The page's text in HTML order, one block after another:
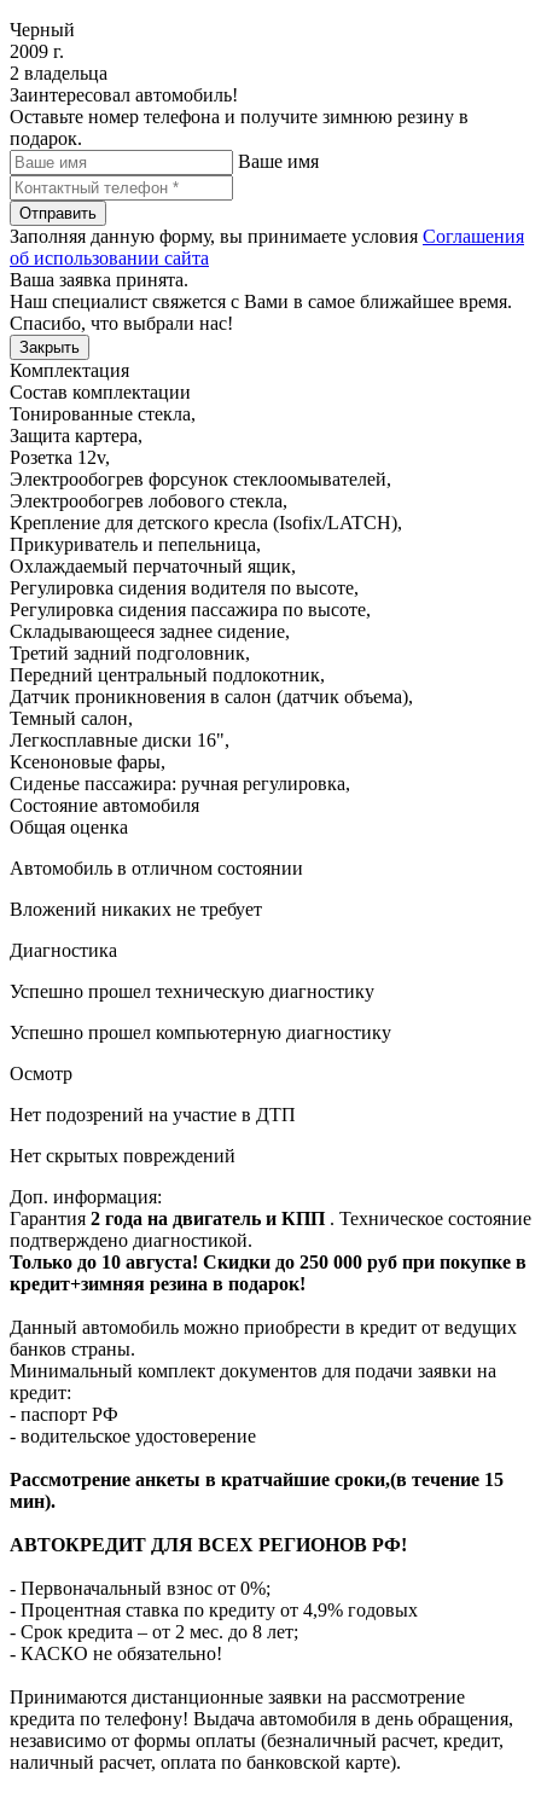
Черный
2009 г.
2 владельца
Заинтересовал автомобиль!
Оставьте номер телефона и получите зимнюю резину в
подарок.
Ваше имя
Отправить
Заполняя данную форму, вы принимаете условия Соглашения
об использовании сайта
Ваша заявка принята.
Наш специалист свяжется с Вами в самое ближайшее время.
Спасибо, что выбрали нас!
Закрыть
Комплектация
Состав комплектации
Тонированные стекла,
Защита картера,
Розетка 12v,
Электрообогрев форсунок стеклоомывателей,
Электрообогрев лобового стекла,
Крепление для детского кресла (Isofix/LATCH),
Прикуриватель и пепельница,
Охлаждаемый перчаточный ящик,
Регулировка сидения водителя по высоте,
Регулировка сидения пассажира по высоте,
Складывающееся заднее сидение,
Третий задний подголовник,
Передний центральный подлокотник,
Датчик проникновения в салон (датчик объема),
Темный салон,
Легкосплавные диски 16",
Ксеноновые фары,
Сиденье пассажира: ручная регулировка,
Состояние автомобиля
Общая оценка
Автомобиль в отличном состоянии
Вложений никаких не требует
Диагностика
Успешно прошел техническую диагностику
Успешно прошел компьютерную диагностику
Осмотр
Нет подозрений на участие в ДТП
Нет скрытых повреждений
Доп. информация:
Гарантия 2 года на двигатель и КПП . Техническое состояние
подтверждено диагностикой.
Только до 10 августа! Скидки до 250 000 руб при покупке в
кредит+зимняя резина в подарок!
Данный автомобиль можно приобрести в кредит от ведущих
банков страны.
Минимальный комплект документов для подачи заявки на
кредит:
- паспорт РФ
- водительское удостоверение
Рассмотрение анкеты в кратчайшие сроки,(в течение 15
мин).
АВТОКРЕДИТ ДЛЯ ВСЕХ РЕГИОНОВ РФ!
- Первоначальный взнос от 0%;
- Процентная ставка по кредиту от 4,9% годовых
- Срок кредита – от 2 мес. до 8 лет;
- КАСКО не обязательно!
Принимаются дистанционные заявки на рассмотрение
кредита по телефону! Выдача автомобиля в день обращения,
независимо от формы оплаты (безналичный расчет, кредит,
наличный расчет, оплата по банковской карте).